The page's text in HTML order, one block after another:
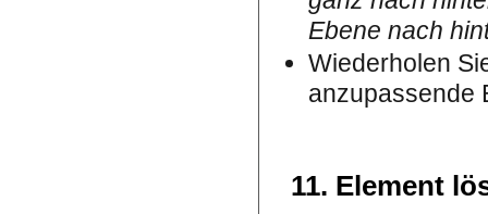
Ebene nach
Wiederholen
anzupassende
11. Element